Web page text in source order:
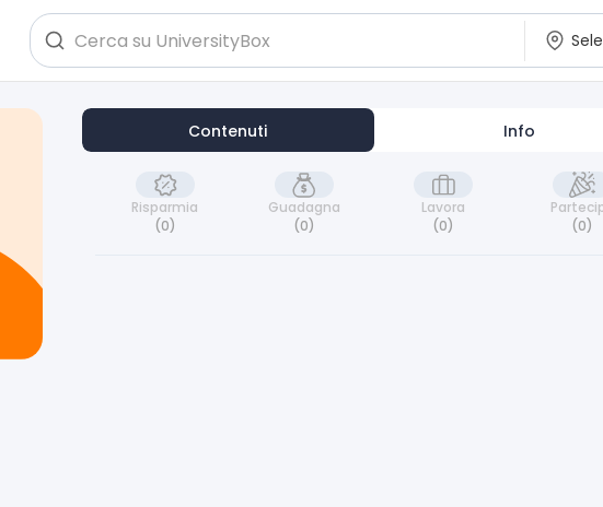
Contenuti Info
Risparmia
(0)
Guadagna
(0)
Lavora
(0)
(0)